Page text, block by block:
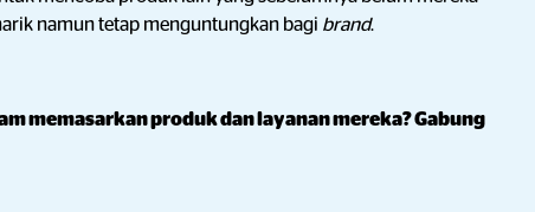
namun tetap menguntungkan bagi brand.
memasarkan produk dan layanan mereka? Gabung